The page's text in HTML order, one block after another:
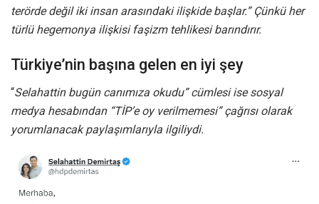
terörde değil iki insan arasındaki ilişkide başlar.” Çünkü her
türlü hegemonya ilişkisi faşizm tehlikesi barındırır.
Türkiye’nin başına gelen en iyi şey
“Selahattin bugün canımıza okudu” cümlesi ise sosyal
medya hesabından “TİP’e oy verilmemesi” çağrısı olarak
yorumlanacak paylaşımlarıyla ilgiliydi.